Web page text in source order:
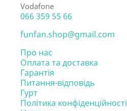
Vodafone
066 359 55 66
funfan.shop@gmail.com
Про нас
Оплата та доставка
Гарантія
Питання-відповідь
Гурт
Політика конфіденційності